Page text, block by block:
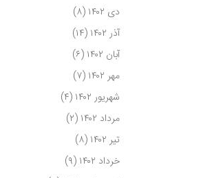
دی ۱۴۰۲
(۸)
آذر ۱۴۰۲
(۱۴)
آبان ۱۴۰۲
(۶)
مهر ۱۴۰۲
(۷)
شهریور ۱۴۰۲
(۴)
مرداد ۱۴۰۲
(۲)
تیر ۱۴۰۲
(۸)
خرداد ۱۴۰۲
(۹)